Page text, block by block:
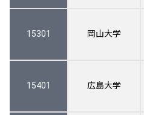
15301 岡山大学
15401 広島大学